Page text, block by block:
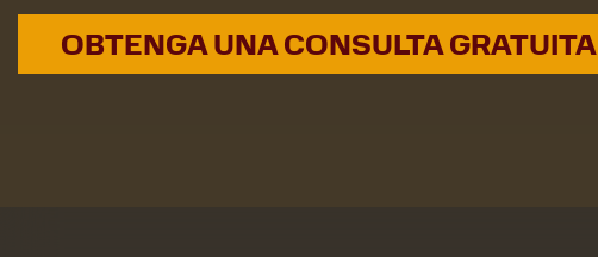
OBTENGA UNA CONSULTA GRATUITA